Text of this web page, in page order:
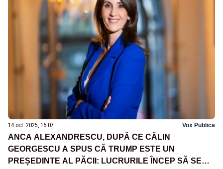
14 oct. 2025, 16:07 Vox Publica
ANCA ALEXANDRESCU, DUPĂ CE CĂLIN
GEORGESCU A SPUS CĂ TRUMP ESTE UN
PREȘEDINTE AL PĂCII: LUCRURILE ÎNCEP SĂ SE